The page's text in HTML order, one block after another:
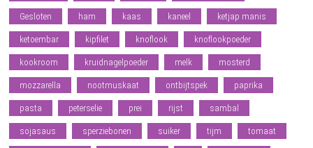
Gesloten ham kaas kaneel ketjap manis
ketoembar kipfilet knoflook knoflookpoeder
kookroom kruidnagelpoeder melk mosterd
mozzarella nootmuskaat ontbijtspek paprika
pasta peterselie prei rijst sambal
sojasaus sperziebonen suiker tijm tomaat